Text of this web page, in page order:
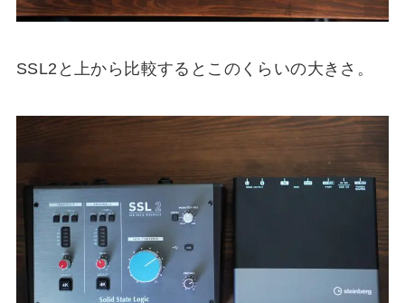
SSL2と上から比較するとこのくらいの大きさ。